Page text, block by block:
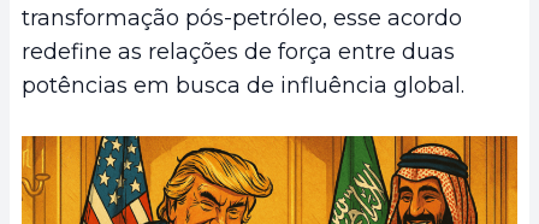
transformação pós-petróleo, esse acordo
redefine as relações de força entre duas
potências em busca de influência global.